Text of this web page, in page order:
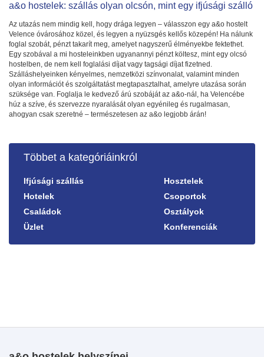
a&o hostelek: szállás olyan olcsón, mint egy ifjúsági szálló
Az utazás nem mindig kell, hogy drága legyen – válasszon egy a&o hostelt
Velence óvárosához közel, és legyen a nyüzsgés kellős közepén! Ha nálunk
foglal szobát, pénzt takarít meg, amelyet nagyszerű élményekbe fektethet.
Egy szobával a mi hosteleinkben ugyanannyi pénzt költesz, mint egy olcsó
hostelben, de nem kell foglalási díjat vagy tagsági díjat fizetned.
Szálláshelyeinken kényelmes, nemzetközi színvonalat, valamint minden
olyan információt és szolgáltatást megtapasztalhat, amelyre utazása során
szüksége van. Foglalja le kedvező árú szobáját az a&o-nál, ha Velencébe
húz a szíve, és szervezze nyaralását olyan egyénileg és rugalmasan,
ahogyan csak szeretné – természetesen az a&o legjobb árán!
Többet a kategóriáinkról
Ifjúsági szállás
Hosztelek
Hotelek
Csoportok
Családok
Osztályok
Üzlet
Konferenciák